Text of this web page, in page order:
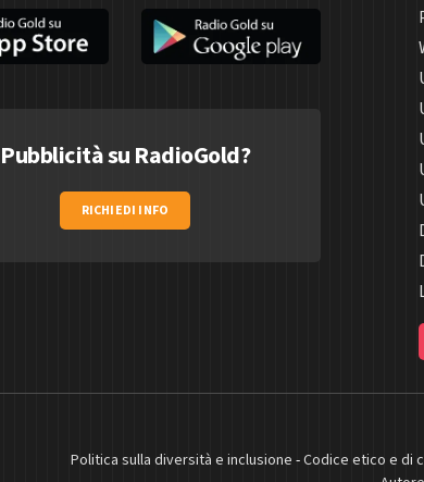
Pubblicità su RadioGold?
RICHIEDI INFO
Politica sulla diversità e inclusione -Codice etico e di